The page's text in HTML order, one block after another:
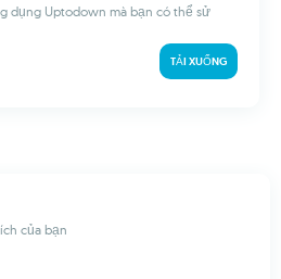
dụng Uptodown mà bạn có thể sử
TẢI XUỐNG
của bạn